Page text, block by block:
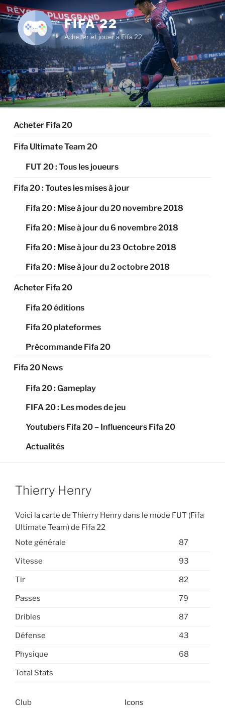
Aller
au
contenu
principal
FIFA 22
Acheter et jouer à Fifa 22
Acheter Fifa 20
Fifa Ultimate Team 20
FUT 20 : Tous les joueurs
Fifa 20 : Toutes les mises à jour
Fifa 20 : Mise à jour du 20 novembre 2018
Fifa 20 : Mise à jour du 6 novembre 2018
Fifa 20 : Mise à jour du 23 Octobre 2018
Fifa 20 : Mise à jour du 2 octobre 2018
Acheter Fifa 20
Fifa 20 éditions
Fifa 20 plateformes
Précommande Fifa 20
Fifa 20 News
Fifa 20 : Gameplay
FIFA 20 : Les modes de jeu
Youtubers Fifa 20 – Influenceurs Fifa 20
Actualités
Thierry Henry
Voici la carte de Thierry Henry dans le mode FUT (Fifa
Ultimate Team) de Fifa 22
Note générale
87
Vitesse 93
Tir 82
Passes 79
Dribles 87
Défense 43
Physique 68
Total Stats
Club Icons